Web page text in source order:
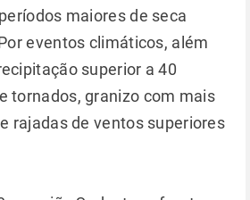
maiores de seca
eventos climáticos, além
superior a 40
tornados, granizo com mais
rajadas de ventos superiores